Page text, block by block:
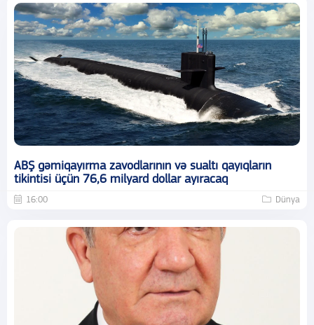
ABŞ gəmiqayırma zavodlarının və sualtı qayıqların
tikintisi üçün 76,6 milyard dollar ayıracaq
16:00 Dünya